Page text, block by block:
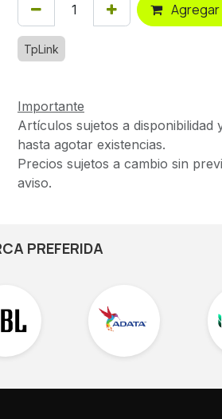
Agregar
TpLink
Importante
Artículos sujetos a disponibilidad
hasta agotar existencias.
Precios sujetos a cambio sin
aviso.
PREFERIDA